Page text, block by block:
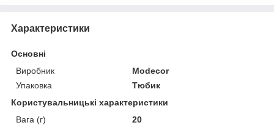
Характеристики
Основні
Виробник
Modecor
Упаковка
Тюбик
Користувальницькі характеристики
Вага (г)
20